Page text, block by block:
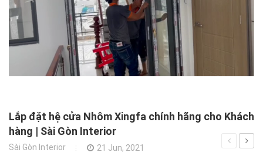
Lắp đặt hệ cửa Nhôm Xingfa chính hãng cho Khách
hàng | Sài Gòn Interior
Sài Gòn Interior 21 Jun, 2021